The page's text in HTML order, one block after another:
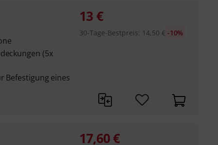
(5x
Befestigung eines
13 €
30-Tage-Bestpreis: 14,50 € -10%
17,60€